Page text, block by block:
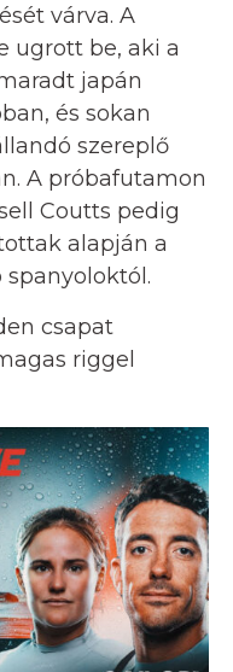
várva. A
ugrott be, aki a
japán
és sokan
szereplő
A próbafutamon
Coutts pedig
alapján a
csapat
riggel